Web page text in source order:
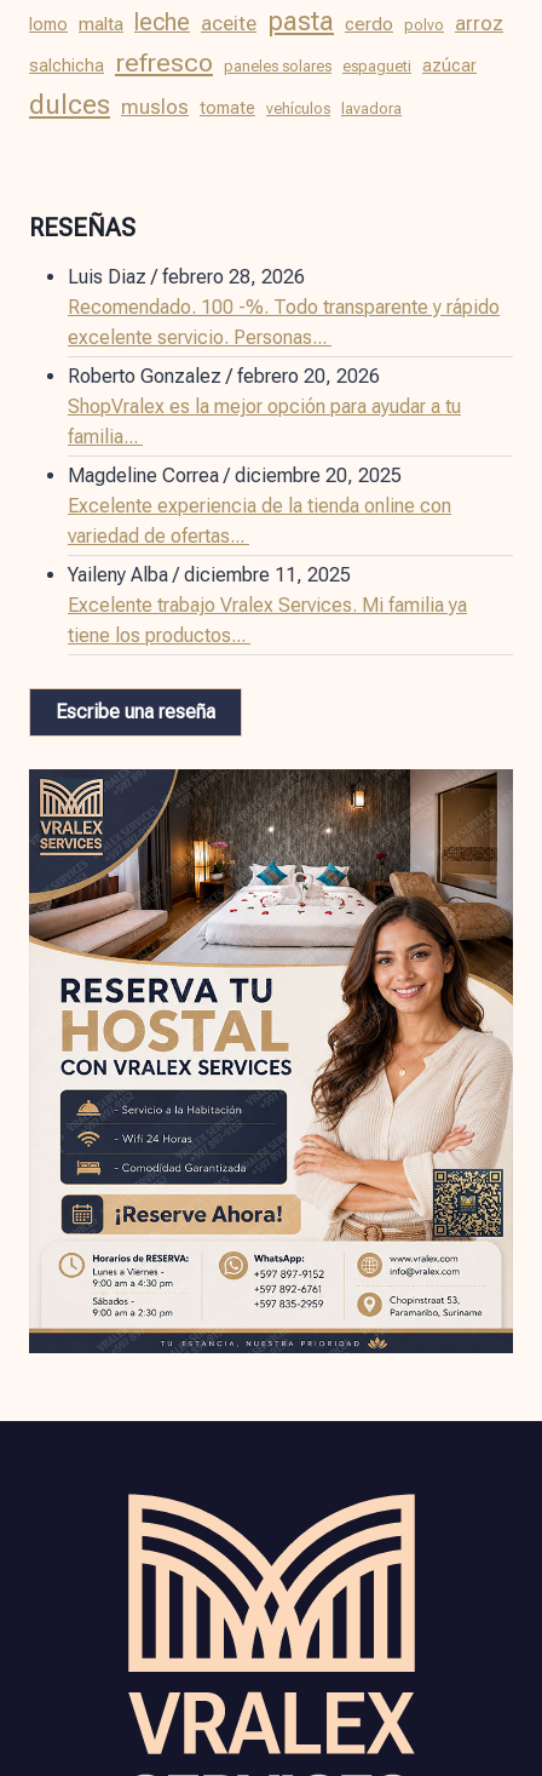
lomo malta leche aceite pasta cerdo polvo arroz
salchicha refresco paneles solares espagueti azúcar
dulces muslos tomate vehículos lavadora
RESEÑAS
Luis Diaz /febrero 28, 2026
Recomendado. 100 -%. Todo transparente y rápido
excelente servicio. Personas...
Roberto Gonzalez /febrero 20, 2026
ShopVralex es la mejor opción para ayudar a tu
familia...
Magdeline Correa/diciembre 20, 2025
Excelente experiencia de la tienda online con
variedad de ofertas...
Yaileny Alba/diciembre 11, 2025
Excelente trabajo Vralex Services. Mi familia ya
tiene los productos...
Escribe una reseña